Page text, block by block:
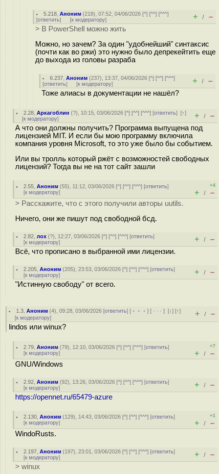
5.218 ,Аноним (218), 07:52, 04/06/2026 [^] [^^] [^^^]
[ответить] [к модератору] + / –
> В PowerShell можно жить
Можно, но зачем? За один "удобнейший" синтаксис
(почти как во ржи) это нужно было депрекейтить еще
до выхода из головы разраба
6.237 ,Аноним (237), 13:37, 04/06/2026 [^] [^^] [^^^]
[ответить] [к модератору] + / –
Тоже алиасы в документации не нашёл?
2.28 ,Аркагоблин (?), 10:15, 03/06/2026 [^] [^^] [^^^] [ответить][↑]
[к модератору] + / –
А что они должны получить? Программа выпущена под
лицензией MIT. И если бы мою программу включила
компания уровня Microsoft, то это уже было бы событием.
Или вы тролль который ржёт с возможностей свободных
лицензий? Тогда вы не на тот сайт зашли
2.55 ,Аноним (55), 11:12, 03/06/2026 [^] [^^] [^^^] [ответить]
[к модератору]
+4
+ / –
> Расскажите, что с этого получили авторы uutils.
Ничего, они же пишут под свободной бсд.
2.82 ,лох (?), 12:27, 03/06/2026 [^] [^^] [^^^] [ответить]
[к модератору] + / –
Всё, что прописано в выбранной ими лицензии.
2.205 ,Аноним (205), 23:53, 03/06/2026 [^] [^^] [^^^] [ответить]
[к модератору] + / –
"Истинную свободу" от всего.
1.3 ,Аноним (4), 09:28, 03/06/2026 [ответить] [ ﹢﹢﹢] [ · · ·][↓] [↑]
[к модератору] + / –
lindos или winux?
2.79 ,Аноним (79), 12:10, 03/06/2026 [^] [^^] [^^^] [ответить]
[к модератору]
+7
+ / –
GNU/Windows
2.92 ,Аноним (92), 13:26, 03/06/2026 [^] [^^] [^^^] [ответить]
[к модератору] + / –
https://opennet.ru/65479-azure
2.130 ,Аноним (129), 14:43, 03/06/2026 [^] [^^] [^^^] [ответить]
[к модератору]
+1
+ / –
WindoRusts.
2.197 ,Аноним (197), 23:01, 03/06/2026 [^] [^^] [^^^] [ответить]
[к модератору] + / –
> winux